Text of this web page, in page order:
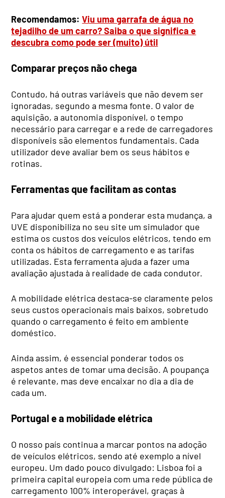
Recomendamos:Viu uma garrafa de água no
tejadilho de um carro? Saiba o que significa e
descubra como pode ser (muito) útil
Comparar preços não chega
Contudo, há outras variáveis que não devem ser
ignoradas, segundo a mesma fonte. O valor de
aquisição, a autonomia disponível, o tempo
necessário para carregar e a rede de carregadores
disponíveis são elementos fundamentais. Cada
utilizador deve avaliar bem os seus hábitos e
rotinas.
Ferramentas que facilitam as contas
Para ajudar quem está a ponderar esta mudança, a
UVE disponibiliza no seu site um simulador que
estima os custos dos veículos elétricos, tendo em
conta os hábitos de carregamento e as tarifas
utilizadas. Esta ferramenta ajuda a fazer uma
avaliação ajustada à realidade de cada condutor.
A mobilidade elétrica destaca-se claramente pelos
seus custos operacionais mais baixos, sobretudo
quando o carregamento é feito em ambiente
doméstico.
Ainda assim, é essencial ponderar todos os
aspetos antes de tomar uma decisão. A poupança
é relevante, mas deve encaixar no dia a dia de
cada um.
Portugal e a mobilidade elétrica
O nosso país continua a marcar pontos na adoção
de veículos elétricos, sendo até exemplo a nível
europeu. Um dado pouco divulgado: Lisboa foi a
primeira capital europeia com uma rede pública de
carregamento 100% interoperável, graças à